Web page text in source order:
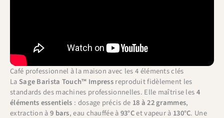
Café professionnel à la maison avec les 4 éléments clés
La Sage Barista Touch™ Impressreproduit fidèlement les
standards des machines professionnelles. Elle maîtrise les4
éléments essentiels : dosage précis de 18 à 22 grammes,
extraction à9 bars, eau chauffée à93°Cet vapeur à 130°C. Une